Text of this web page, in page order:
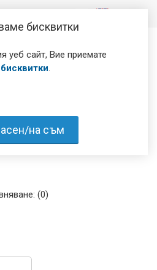
бисквитки
уеб сайт, Вие приемате
.
на съм
(0)